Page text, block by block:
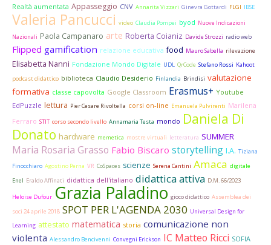
Realtà aumentata Appasseggio CNV Annarita Vizzari Ginevra Gottardi FLGI IBSE
Valeria Pancucci video Claudia Pompei byod Nuove Indicazioni
Nazionali Paola Campanaro arte Roberta Coianiz Davide Strozzi radio web
Flipped gamification relazione educativa food Mauro Sabella rilevazione
Elisabetta Nanni Fondazione Mondo Digitale UDL QrCode Stefano Rossi Kahoot
podcast didattico biblioteca Claudio Desiderio Finlandia Brindisi valutazione
formativa classe capovolta Google Classroom Erasmus+ Youtube
EdPuzzle lettura Pier Cesare Rivoltella corsi on-line Emanuela Pulvirenti Marilena
Ferraro STIT corso secondo livello Annamaria Testa mondo Daniela Di
Donato hardware memetica mostre virtuali letteratura SUMMER
Maria Rosaria Grasso Fabio Biscaro storytelling I.A. Tiziana
Finocchiaro Agostino Perna VR CoSpaces scienze Serena Cantini Amaca digitale
Enel Eraldo Affinati didattica dell'italiano didattica attiva D.M. 66/2023
Heloise Dufour Grazia Paladino gioco didattico Assemblea dei
soci 24 aprile 2018 SPOT PER L'AGENDA 2030 Universal Design for
Learning attestato matematica storia comunicazione non
violenta Alessandro Bencivenni Convegni Erickson IC Matteo Ricci SOFIA